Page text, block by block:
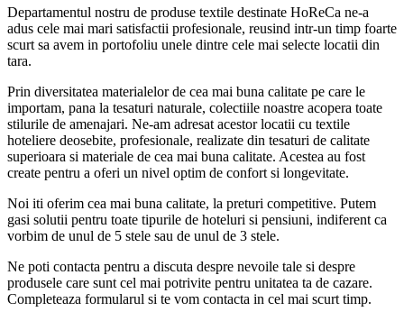
Departamentul nostru de produse textile destinate HoReCa ne-a
adus cele mai mari satisfactii profesionale, reusind intr-un timp foarte
scurt sa avem in portofoliu unele dintre cele mai selecte locatii din
tara.
Prin diversitatea materialelor de cea mai buna calitate pe care le
importam, pana la tesaturi naturale, colectiile noastre acopera toate
stilurile de amenajari. Ne-am adresat acestor locatii cu textile
hoteliere deosebite, profesionale, realizate din tesaturi de calitate
superioara si materiale de cea mai buna calitate. Acestea au fost
create pentru a oferi un nivel optim de confort si longevitate.
Noi iti oferim cea mai buna calitate, la preturi competitive. Putem
gasi solutii pentru toate tipurile de hoteluri si pensiuni, indiferent ca
vorbim de unul de 5 stele sau de unul de 3 stele.
Ne poti contacta pentru a discuta despre nevoile tale si despre
produsele care sunt cel mai potrivite pentru unitatea ta de cazare.
Completeaza formularul si te vom contacta in cel mai scurt timp.